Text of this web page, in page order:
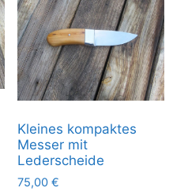
Kleines kompaktes
Messer mit
Lederscheide
75,00 €